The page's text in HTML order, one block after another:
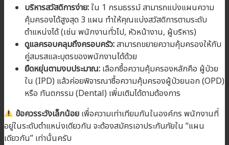
บริหารสวัสดิการง่าย:ใน 1 กรมธรรม์ สามารถแบ่งแผนความ
คุ้มครองได้สูงสุด 3 แผน ทำให้คุณแบ่งสวัสดิการตามระดับ
ตำแหน่งได้ (เช่น พนักงานทั่วไป, หัวหน้างาน, ผู้บริหาร)
ดูแลครอบคลุมถึงครอบครัว:สามารถขยายความคุ้มครองให้กับ
คู่สมรสและบุตรของพนักงานได้ด้วย
ยืดหยุ่นตามงบประมาณ: เลือกซื้อความคุ้มครองหลักคือ ผู้ป่วย
ใน (IPD) แล้วค่อยพิจารณาซื้อความคุ้มครองผู้ป่วยนอก (OPD)
หรือ ทันตกรรม (Dental) เพิ่มเติมได้ตามต้องการ
ข้อควรระวังเล็กน้อย เพื่อความเท่าเทียมกันในองค์กร พนักงานที่
อยู่ในระดับตำแหน่งเดียวกัน จะต้องสมัครเอาประกันภัยใน “แผน
เดียวกัน” เท่านั้นครับ